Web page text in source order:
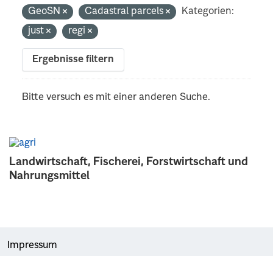
Landwirtschaft, Fischerei, Forstwirtschaft und
Nahrungsmittel
GeoSN
Cadastral parcels
Kategorien:
just
regi
Ergebnisse filtern
Bitte versuch es mit einer anderen Suche.
Impressum